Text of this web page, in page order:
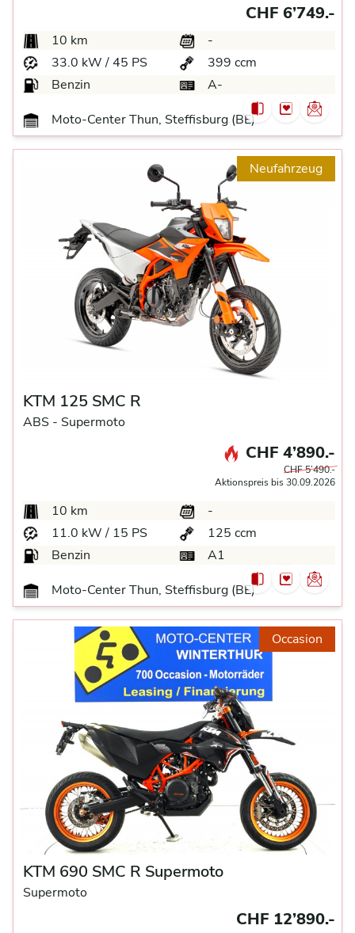
CHF 6’749.-
10 km
-
33.0 kW / 45 PS
399 ccm
Benzin
A-
Moto-Center Thun, Steffisburg (BE)
Neufahrzeug
KTM 125 SMC R
ABS - Supermoto
CHF 4’890.-
CHF 5’490.-
Aktionspreis bis 30.09.2026
10 km
-
11.0 kW / 15 PS
125 ccm
Benzin
A1
Moto-Center Thun, Steffisburg (BE)
Occasion
KTM 690 SMC R Supermoto
Supermoto
CHF 12’890.-